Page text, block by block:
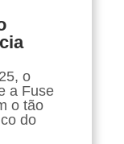
o
a Fuse
o tão
do